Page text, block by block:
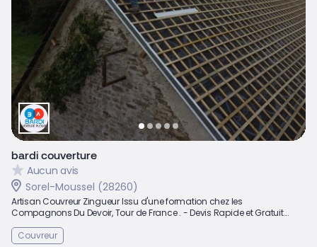
bardi couverture
Aucun avis
Sorel-Moussel (28260)
Artisan Couvreur Zingueur Issu d'une formation chez les
Compagnons Du Devoir, Tour de France . - Devis Rapide et Gratuit...
Couvreur